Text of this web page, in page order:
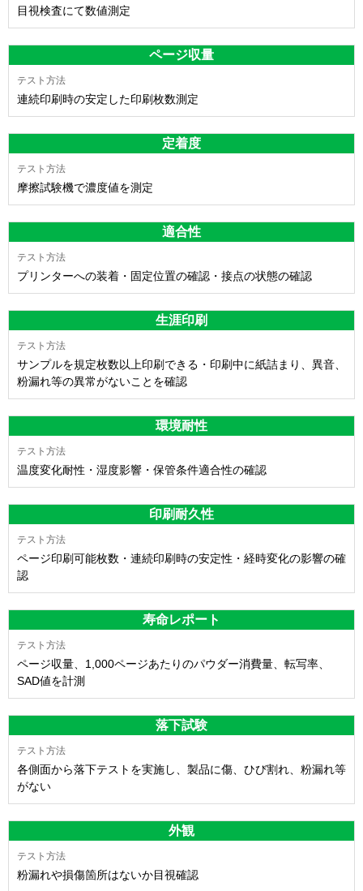
目視検査にて数値測定
ページ収量
連続印刷時の安定した印刷枚数測定
定着度
摩擦試験機で濃度値を測定
適合性
プリンターへの装着・固定位置の確認・接点の状態の確認
生涯印刷
サンプルを規定枚数以上印刷できる・印刷中に紙詰まり、異音、
粉漏れ等の異常がないことを確認
環境耐性
温度変化耐性・湿度影響・保管条件適合性の確認
印刷耐久性
ページ印刷可能枚数・連続印刷時の安定性・経時変化の影響の確
認
寿命レポート
ページ収量、1,000ページあたりのパウダー消費量、転写率、
SAD値を計測
落下試験
各側面から落下テストを実施し、製品に傷、ひび割れ、粉漏れ等
がない
外観
粉漏れや損傷箇所はないか目視確認